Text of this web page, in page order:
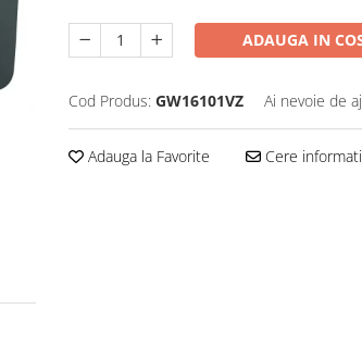
ADAUGA IN
Cod Produs: GW16101VZ Ai nevoie de
Adauga la Favorite Cere